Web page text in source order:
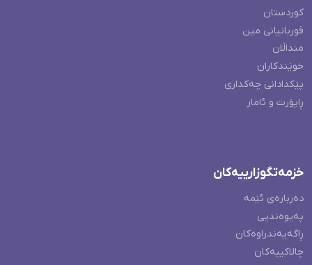
کوردستان
قوربانیانی مین
منداڵان
خوێندکاران
پێکدادانی چەکداری
ڕاپۆرت و ئامار
خزمەتگوزارییەکان
دەربارەی ئێمە
پەیوەندیی
ڕاگەیەندراوەکان
چالاکییەکان